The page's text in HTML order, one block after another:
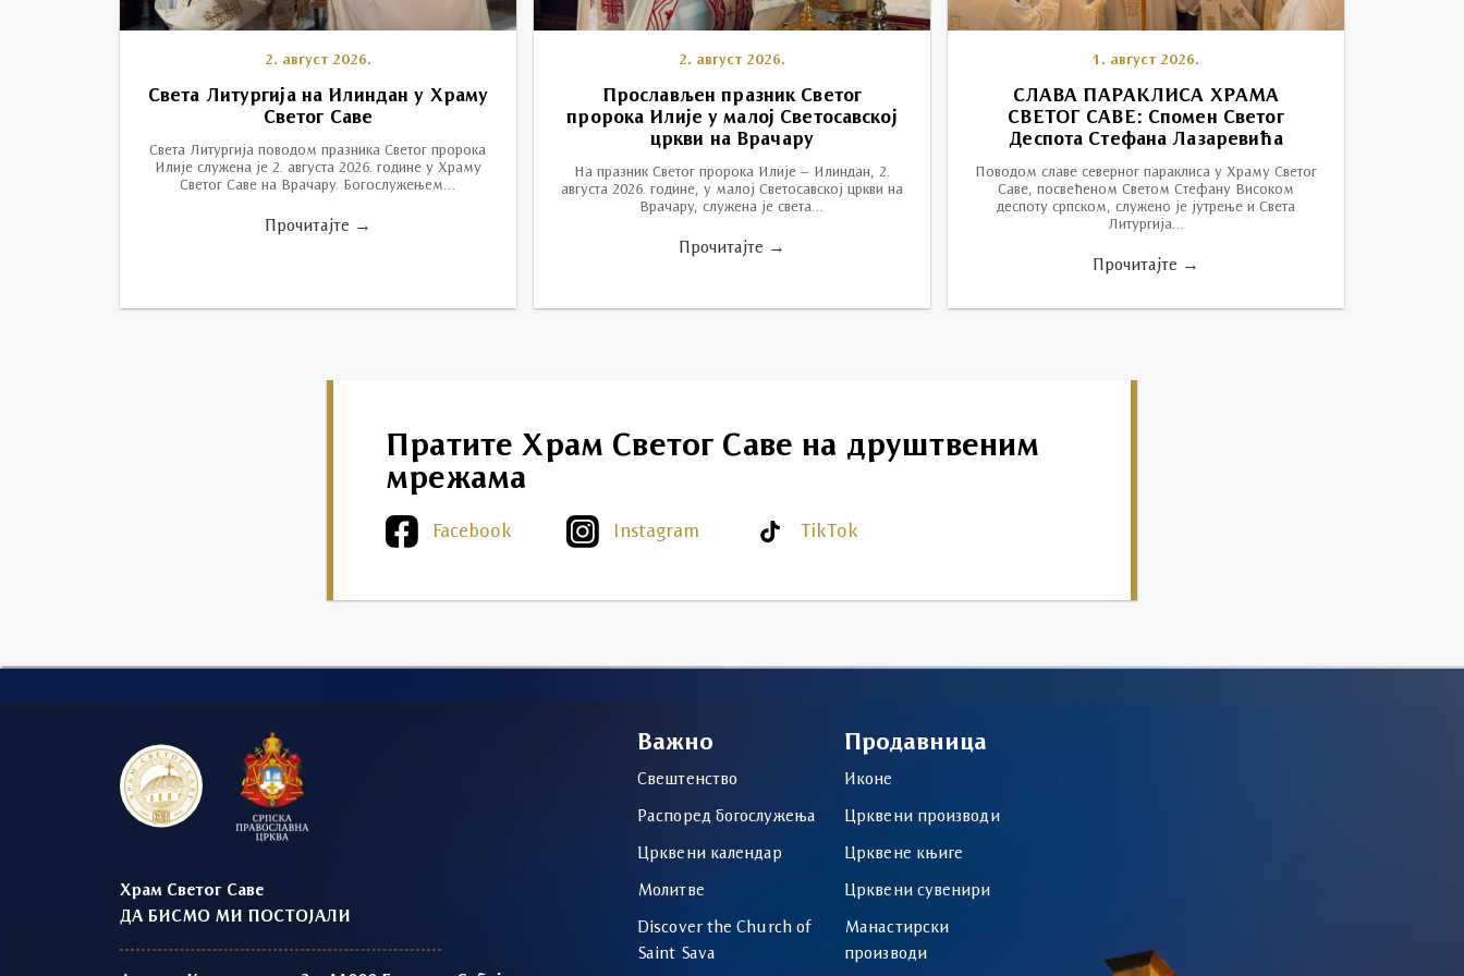
2. август 2026.
Света Литургија на Илиндан у Храму
Светог Саве
Света Литургија поводом празника Светог пророка
Илије служена је 2. августа 2026. године у Храму
Светог Саве на Врачару. Богослужењем…
Прочитајте →
2. август 2026.
Прослављен празник Светог
пророка Илије у малој Светосавској
цркви на Врачару
На празник Светог пророка Илије – Илиндан, 2.
августа 2026. године, у малој Светосавској цркви на
Врачару, служена је света…
Прочитајте →
1. август 2026.
СЛАВА ПАРАКЛИСА ХРАМА
СВЕТОГ САВЕ: Спомен Светог
Деспота Стефана Лазаревића
Поводом славе северног параклиса у Храму Светог
Саве, посвећеном Светом Стефану Високом
деспоту српском, служено је јутрење и Света
Литургија…
Прочитајте →
Пратите Храм Светог Саве на друштвеним
мрежама
Facebook Instagram TikTok
Храм Светог Саве
ДА БИСМО МИ ПОСТОЈАЛИ
Важно
Свештенство
Распоред богослужења
Црквени календар
Молитве
Discover the Church of
Saint Sava
Продавница
Иконе
Црквени производи
Црквене књиге
Црквени сувенири
Манастирски
производи